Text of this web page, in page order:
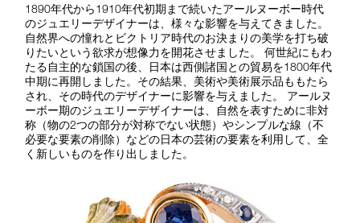
1890年代から1910年代初期まで続いたアールヌーボー時代
のジュエリーデザイナーは、様々な影響を与えてきました。
自然界への憧れとビクトリア時代のお決まりの美学を打ち破
りたいという欲求が想像力を開花させました。 何世紀にもわ
たる自主的な鎖国の後、日本は西側諸国との貿易を1800年代
中期に再開しました。その結果、美術や美術展示品ももたら
され、その時代のデザイナーに影響を与えました。 アールヌ
ーボー期のジュエリーデザイナーは、自然を表すために非対
称（物の2つの部分が対称でない状態）やシンプルな線（不
必要な要素の削除）などの日本の芸術の要素を利用して、全
く新しいものを作り出しました。